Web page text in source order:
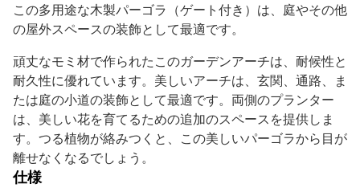
この多用途な木製パーゴラ（ゲート付き）は、庭やその他
の屋外スペースの装飾として最適です。
頑丈なモミ材で作られたこのガーデンアーチは、耐候性と
耐久性に優れています。美しいアーチは、玄関、通路、ま
たは庭の小道の装飾として最適です。両側のプランター
は、美しい花を育てるための追加のスペースを提供しま
す。つる植物が絡みつくと、この美しいパーゴラから目が
離せなくなるでしょう。
仕様